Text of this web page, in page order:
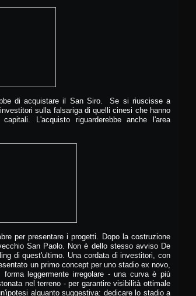
di acquistare il San Siro. Se si riuscisse a
sulla falsariga di quelli cinesi che hanno
L'acquisto riguarderebbe anche l'area
per presentare i progetti. Dopo la costruzione
San Paolo. Non è dello stesso avviso De
di quest'ultimo. Una cordata di investitori, con
un primo concept per uno stadio ex novo,
leggermente irregolare - una curva è più
nel terreno - per garantire visibilità ottimale
alquanto suggestiva: dedicare lo stadio a